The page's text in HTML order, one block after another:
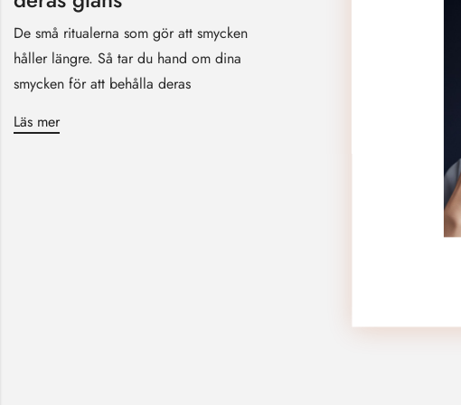
De små ritualerna som gör att smycken
håller längre. Så tar du hand om dina
smycken för att behålla deras
Läs mer